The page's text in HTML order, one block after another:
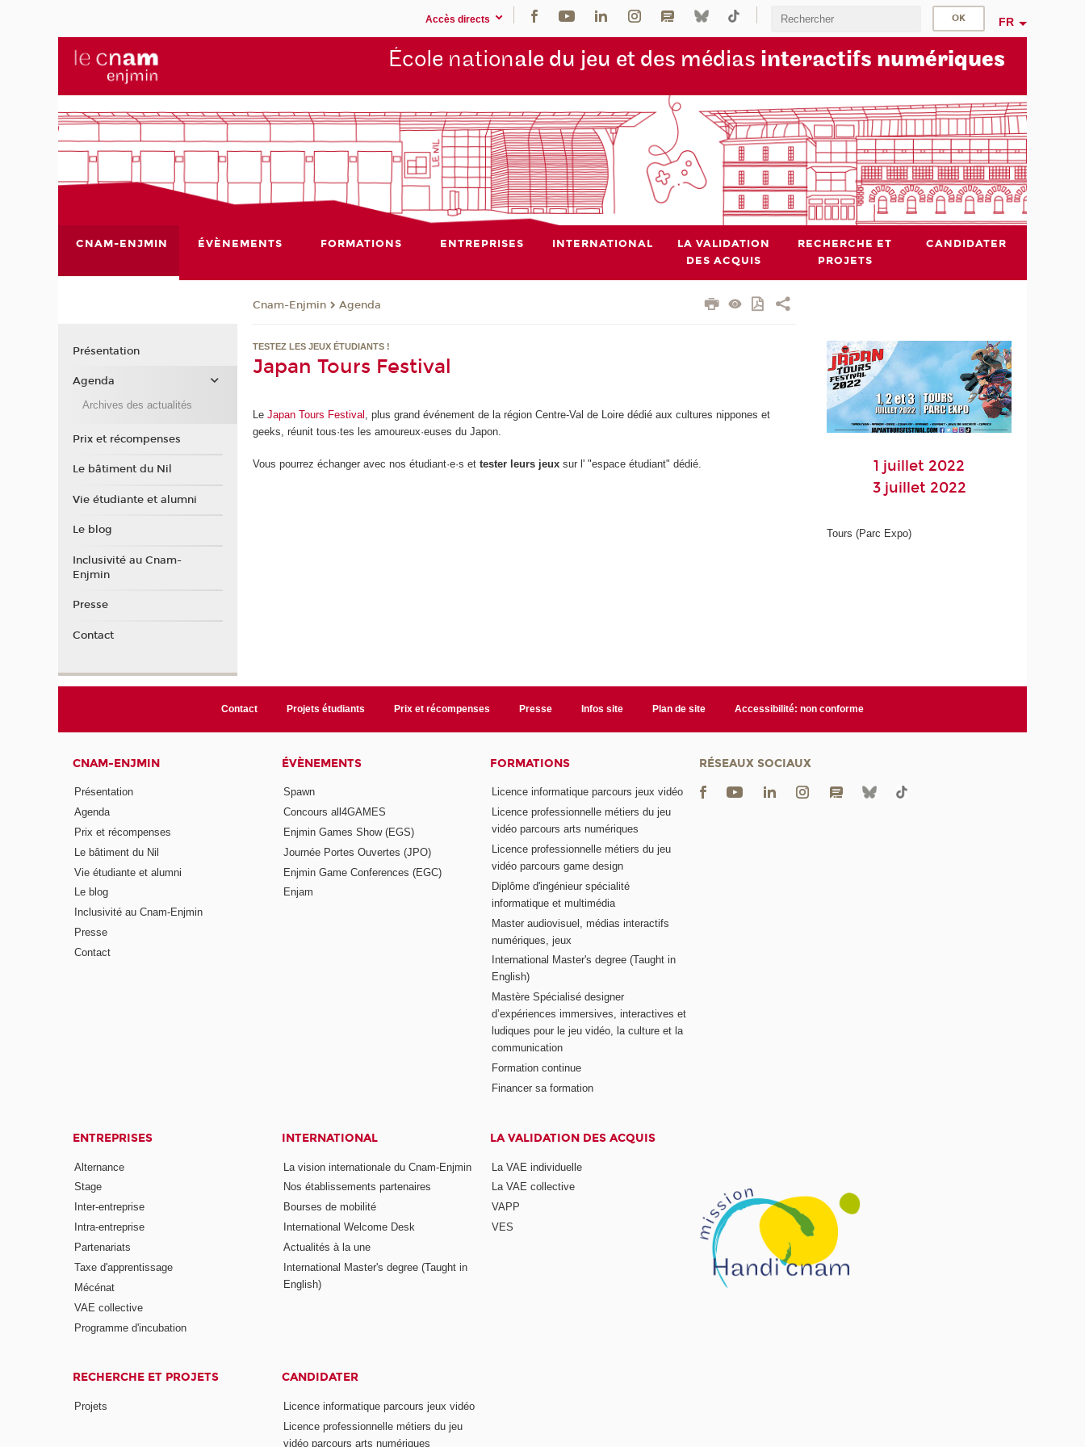
Accès directs FR
École nationale du jeu et des médias interactifs numériques
CNAM-ENJMIN ÉVÈNEMENTS FORMATIONS ENTREPRISES INTERNATIONAL
LA VALIDATION
DES ACQUIS
RECHERCHE ET
PROJETS
CANDIDATER
Cnam-Enjmin Agenda
TESTEZ LES JEUX ÉTUDIANTS !
Japan Tours Festival
LeJapan Tours Festival
, plus grand événement de la région Centre-Val de Loire dédié aux cultures nippones et
geeks, réunit tous·tes les amoureux·euses du Japon.
Vous pourrez échanger avec nos étudiant·e·s ettester leurs jeux sur l' "espace étudiant" dédié.
1 juillet 2022
3 juillet 2022
Tours (Parc Expo)
Présentation
Agenda
Archives des actualités
Prix et récompenses
Le bâtiment du Nil
Vie étudiante et alumni
Le blog
Inclusivité au Cnam-
Enjmin
Presse
Contact
Contact Projets étudiants Prix et récompenses Presse Infos site Plan de site Accessibilité: non conforme
CNAM-ENJMIN
Présentation
Agenda
Prix et récompenses
Le bâtiment du Nil
Vie étudiante et alumni
Le blog
Inclusivité au Cnam-Enjmin
Presse
Contact
ÉVÈNEMENTS
Spawn
Concours all4GAMES
Enjmin Games Show (EGS)
Journée Portes Ouvertes (JPO)
Enjmin Game Conferences (EGC)
Enjam
FORMATIONS
Licence informatique parcours jeux vidéo
Licence professionnelle métiers du jeu
vidéo parcours arts numériques
Licence professionnelle métiers du jeu
vidéo parcours game design
Diplôme d'ingénieur spécialité
informatique et multimédia
Master audiovisuel, médias interactifs
numériques, jeux
International Master's degree (Taught in
English)
Mastère Spécialisé designer
d’expériences immersives, interactives et
ludiques pour le jeu vidéo, la culture et la
communication
Formation continue
Financer sa formation
ENTREPRISES
Alternance
Stage
Inter-entreprise
Intra-entreprise
Partenariats
Taxe d'apprentissage
Mécénat
VAE collective
Programme d'incubation
INTERNATIONAL
La vision internationale du Cnam-Enjmin
Nos établissements partenaires
Bourses de mobilité
International Welcome Desk
Actualités à la une
International Master's degree (Taught in
English)
LA VALIDATION DES ACQUIS
La VAE individuelle
La VAE collective
VAPP
VES
RECHERCHE ET PROJETS
Projets
CANDIDATER
Licence informatique parcours jeux vidéo
Licence professionnelle métiers du jeu
vidéo parcours arts numériques
RÉSEAUX SOCIAUX